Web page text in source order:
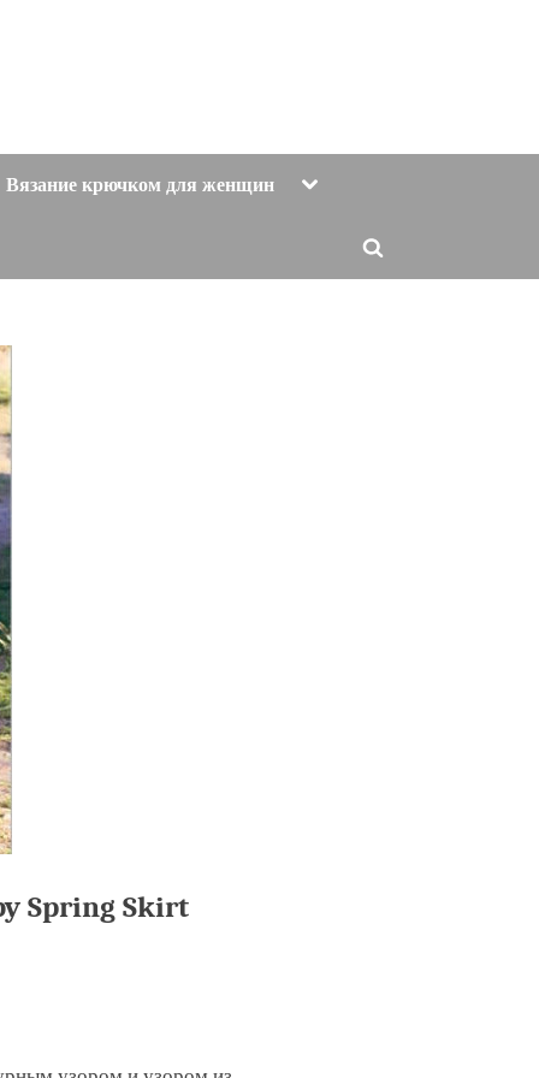
Вязание крючком для женщин Toggle
Toggle
Spring Skirt